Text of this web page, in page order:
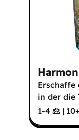
Erschaffe
in der die
1-4
| 10